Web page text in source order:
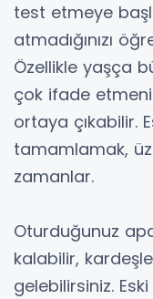
test etmeye
atmadığınızı
Özellikle yaşça
çok ifade
ortaya çıkabilir.
tamamlamak,
zamanlar.
Oturduğunuz
kalabilir,
gelebilirsiniz.